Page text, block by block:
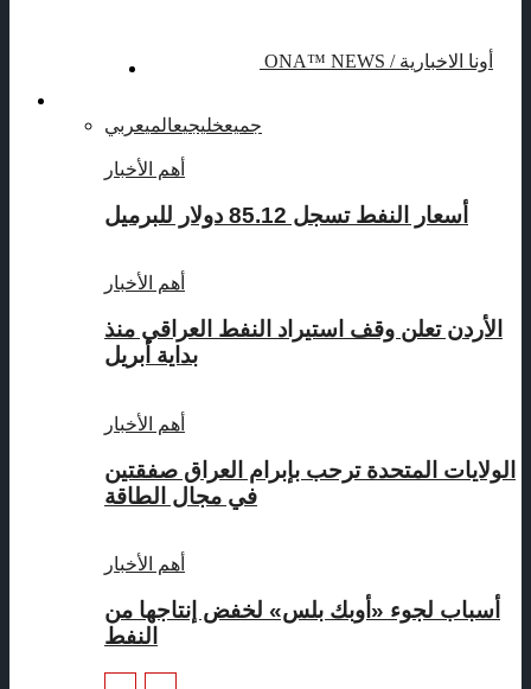
ONA™ NEWS / أونا الاخبارية
جميعخليجيعالميعربي
أهم الأخبار
أسعار النفط تسجل 85.12 دولار للبرميل
أهم الأخبار
الأردن تعلن وقف استيراد النفط العراقي منذ
بداية أبريل
أهم الأخبار
الولايات المتحدة ترحب بإبرام العراق صفقتين
في مجال الطاقة
أهم الأخبار
أسباب لجوء «أوبك بلس» لخفض إنتاجها من
النفط